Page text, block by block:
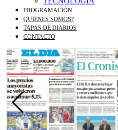
PROGRAMACIÓN
QUIENES SOMOS?
TAPAS DE DIARIOS
CONTACTO